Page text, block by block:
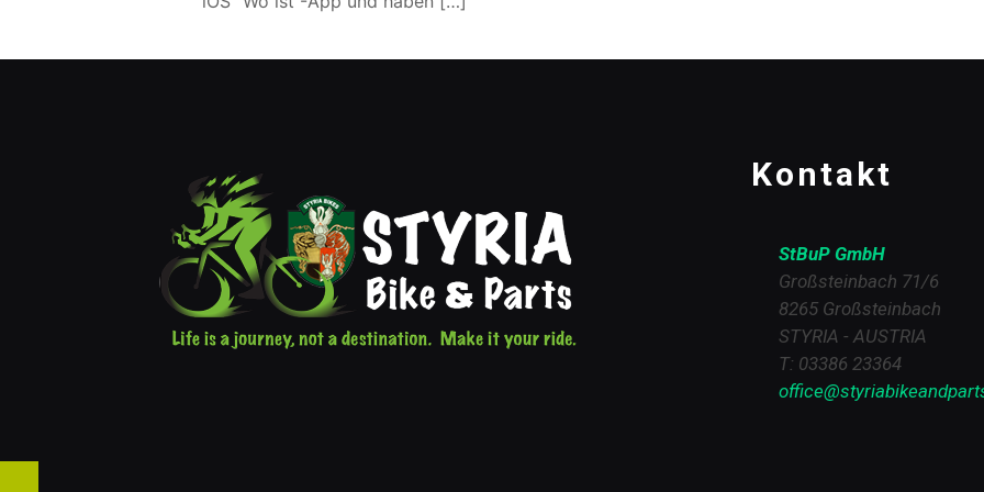
Kontakt
StBuP GmbH
Großsteinbach 71/6
8265 Großsteinbach
STYRIA - AUSTRIA
T: 03386 23364